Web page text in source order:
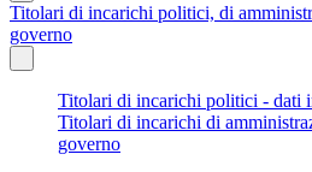
Titolari di incarichi politici, di
governo
Titolari di incarichi politici - dati
Titolari di incarichi di
governo